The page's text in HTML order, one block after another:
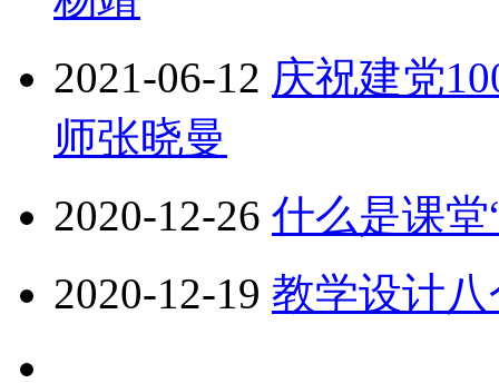
2021-06-12 庆祝建党
师张晓曼
2020-12-26 什么是课堂
2020-12-19 教学设计